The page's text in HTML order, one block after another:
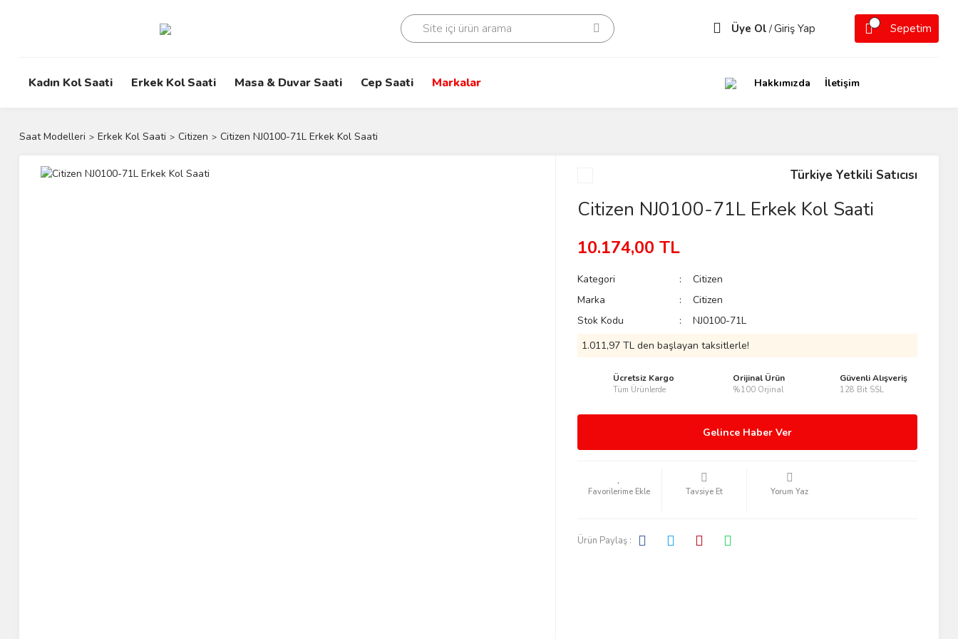
Üye Ol /Giriş Yap Sepetim
Kadın Kol Saati Erkek Kol Saati Masa & Duvar Saati Cep Saati Markalar Hakkımızda İletişim
Saat Modelleri Erkek Kol Saati Citizen Citizen NJ0100-71L Erkek Kol Saati
Türkiye Yetkili Satıcısı
Citizen NJ0100-71L Erkek Kol Saati
10.174,00 TL
Kategori
Citizen
Marka
Citizen
Stok Kodu
NJ0100-71L
1.011,97 TL den başlayan taksitlerle!
Ücretsiz Kargo
Tüm Ürünlerde
Orijinal Ürün
%100 Orjinal
Güvenli Alışveriş
128 Bit SSL
Gelince Haber Ver
Tavsiye Et Yorum Yaz
Ürün Paylaş :